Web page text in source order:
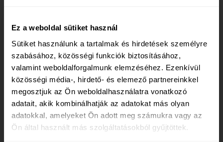
Ez a weboldal sütiket használ
Sütiket használunk a tartalmak és hirdetések személyre
szabásához, közösségi funkciók biztosításához,
valamint weboldalforgalmunk elemzéséhez. Ezenkívül
közösségi média-, hirdető- és elemező partnereinkkel
megosztjuk az Ön weboldalhasználatra vonatkozó
adatait, akik kombinálhatják az adatokat más olyan
adatokkal, amelyeket Ön adott meg számukra vagy az
Ön által használt más szolgáltatásokból gyűjtöttek.
fontosabbakká válnak a szülei véleményétől,
problémáit egyedül akarja megoldani, de ha nem
sikerül szüleit hibáztatja.
A családtól való leválás, elválás
minden
komoly feszültségeket szokott kelteni a
családon belül
gyermek-szülő kapcsolat végleges megszakadásához
is vezethet . Ennek oka az, hogy míg agyermek
szeretne egyreönállóbbá válni, addig a döntéseiben,